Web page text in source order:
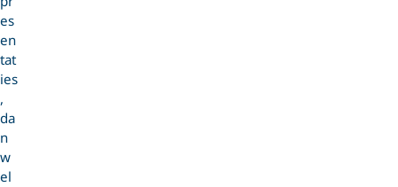
es
en
tat
ies
,
da
n
w
el